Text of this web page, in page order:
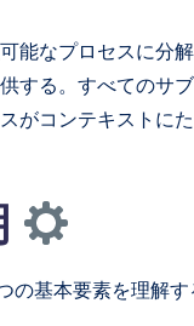
能なプロセスに分
する。すべてのサ
がコンテキストに
基本要素を理解